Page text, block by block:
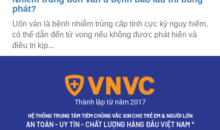
phát?
Uốn ván là bệnh nhiễm trùng cấp tính cực kỳ nguy hiểm,
có thể dẫn đến tử vong nếu không được phát hiện và
điều trị kịp...
Thành lập từ năm 2017
HỆ THỐNG TRUNG TÂM TIÊM CHỦNG VẮC XIN CHO TRẺ EM & NGƯỜI LỚN
AN TOÀN - UY TÍN - CHẤT LƯỢNG HÀNG ĐẦU VIỆT NAM *